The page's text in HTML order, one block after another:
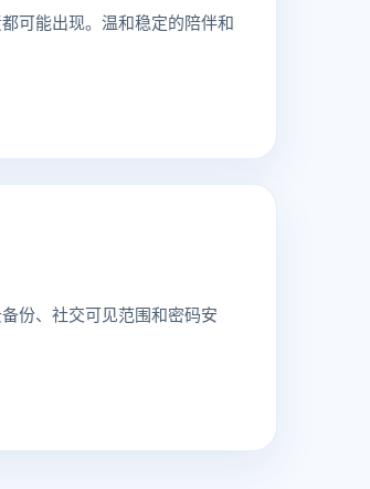
可能出现。温和稳定的陪伴和
份、社交可见范围和密码安